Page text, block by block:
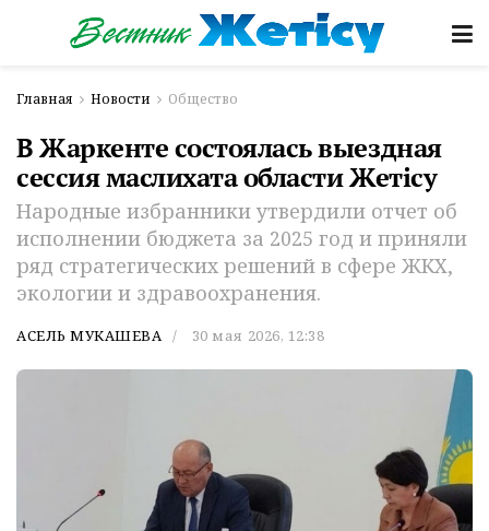
Главная Новости Общество
В Жаркенте состоялась выездная
сессия маслихата области Жетісу
Народные избранники утвердили отчет об
исполнении бюджета за 2025 год и приняли
ряд стратегических решений в сфере ЖКХ,
экологии и здравоохранения.
АСЕЛЬ МУКАШЕВА 30 мая 2026, 12:38